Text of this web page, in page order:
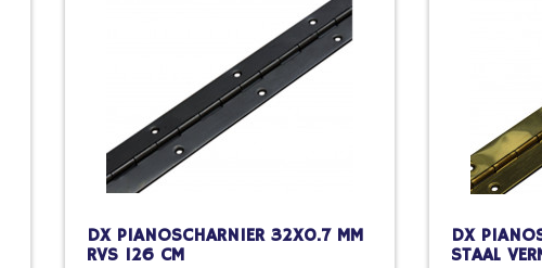
DX PIANOSCHARNIER 32X0.7 MM
RVS 126 CM
DX
STAAL